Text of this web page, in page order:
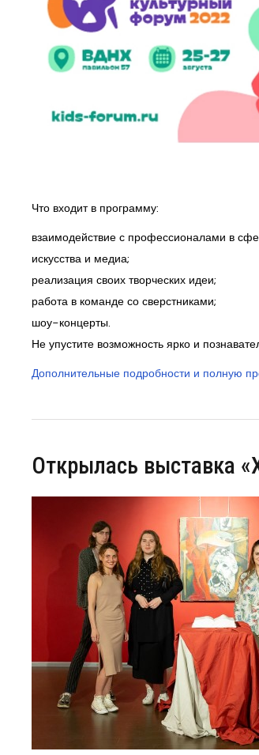
Что входит в программу:
взаимодействие с профессионалами в
искусства и медиа;
реализация своих творческих идеи;
работа в команде со сверстниками;
шоу-концерты.
Не упустите возможность ярко и
Дополнительные подробности и полную
Открылась выставка